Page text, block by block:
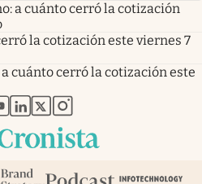
a cuánto cerró la cotización
la cotización este viernes 7
cuánto cerró la cotización este
en nueva pestaña
abre en nueva pestaña
abre en nueva pestaña
abre en nueva pestaña
abre en nueva pestaña